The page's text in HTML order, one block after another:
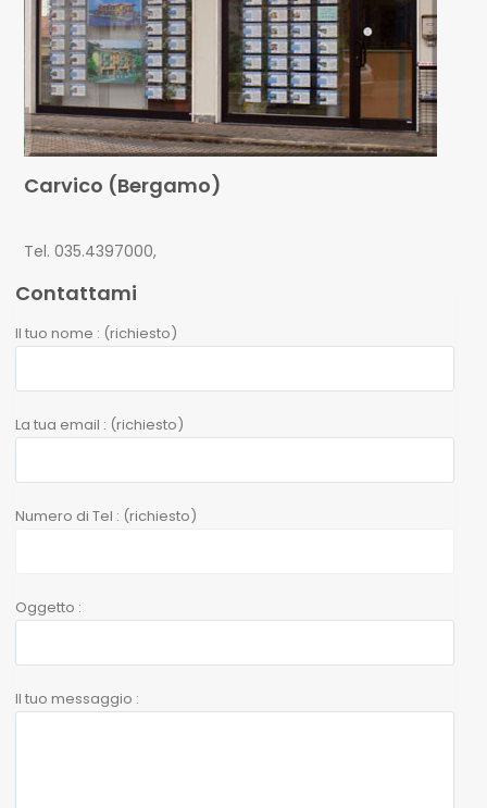
Carvico (Bergamo)
Tel. 035.4397000,
Contattami
Il tuo nome : (richiesto)
La tua email : (richiesto)
Numero di Tel : (richiesto)
Oggetto :
Il tuo messaggio :